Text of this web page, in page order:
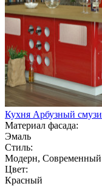
Кухня Арбузный смузи
Материал фасада:
Эмаль
Стиль:
Модерн, Современный
Цвет:
Красный